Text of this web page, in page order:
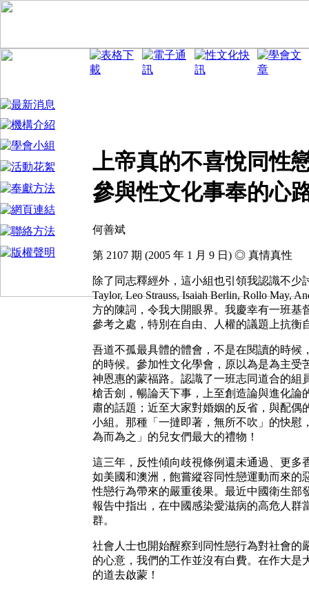
上帝真的不喜悅同性
參與性文化事奉的心
何善斌
第 2107 期 (2005 年 1 月 9 日) ◎ 真情真性
除了同志釋經外，這小組也引領我認識不少
Taylor, Leo Strauss, Isaiah Berlin, Rollo May,
方的陳詞，令我大開眼界。我慶幸有一班基
參考之處，特別在自由、人權的議題上抗衡
吾道不孤最具體的體會，不是在閱讀的時候
的時候。參加性文化學會，原以為是為主
神恩惠的蒙福路。認識了一班志同道合的組
槍舌劍，暢論天下事，上至創造論與進化論
肅的話題；近至大家對婚姻的反省，與配
小組。那種「一撻即著，無所不吹」的快慰
為而為之」的兒女們最大的禮物！
這三年，反性傾向歧視條例還未通過、更多
如美國和澳洲，飽嘗縱容同性戀運動而來的
性戀行為帶來的嚴重後果。最近中國衛生部
報告中指出，在中國感染愛滋病的高危人群
群。
社會人士也開始醒察到同性戀行為對社會的
的心意，我們的工作並沒有白費。在作大
的道去啟蒙！